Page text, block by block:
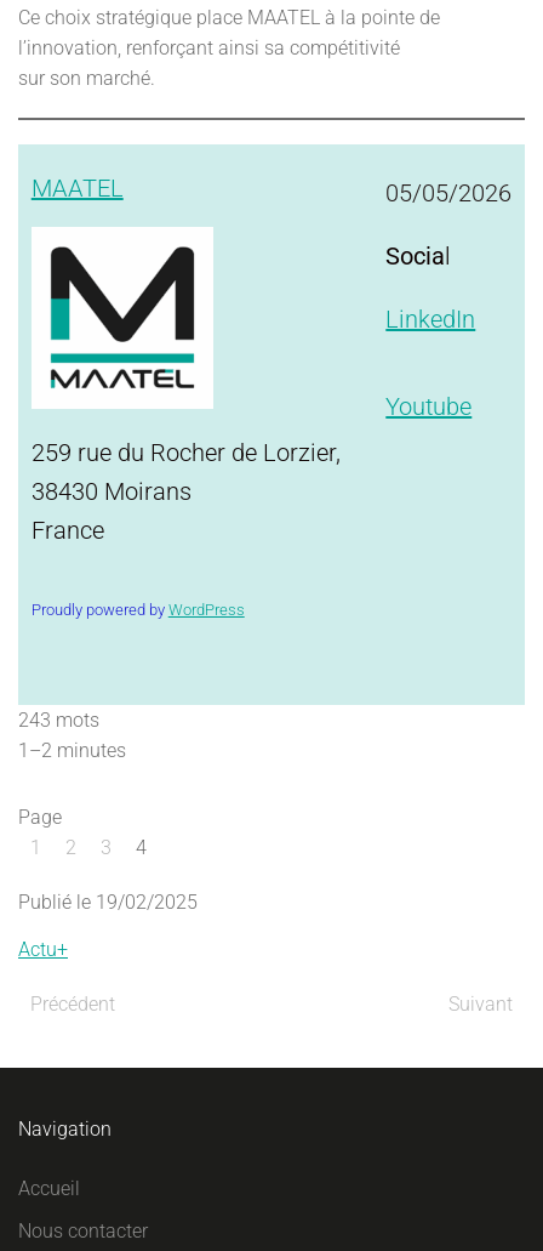
Ce choix stratégique place MAATEL à la pointe de
l’innovation, renforçant ainsi sa compétitivité
sur son marché.
MAATEL
259 rue du Rocher de Lorzier,
38430 Moirans
France
Proudly powered by WordPress
05/05/2026
Social
LinkedIn
Youtube
243 mots
1–2 minutes
Page
1
2 3 4
Publié le 19/02/2025
Actu+
Précédent Suivant
Navigation
Accueil
Nous contacter